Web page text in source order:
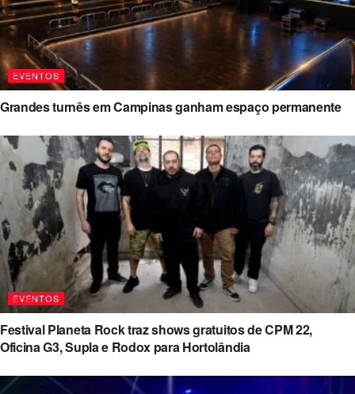
EVENTOS
Grandes turnês em Campinas ganham espaço permanente
EVENTOS
Festival Planeta Rock traz shows gratuitos de CPM 22,
Oficina G3, Supla e Rodox para Hortolândia